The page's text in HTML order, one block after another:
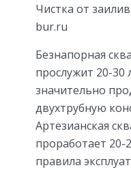
Чистка от
bur.ru
Безнапорная
прослужит 20-
значительно
двухтрубную
Артезианская
проработает 20-
правила